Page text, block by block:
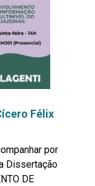
Félix
por
Dissertação
DE